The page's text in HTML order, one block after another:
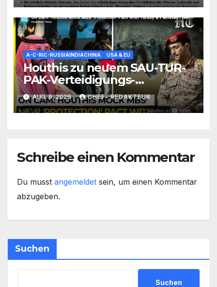
A-C-RIC-RUSSIAINDIACHINA USA & EU
Houthis zu neuem SAU-TUR-
PAK-Verteidigungs-
Abkommen: Tretet nicht
gegen Yemen an (sonst wirds
hart)
AUG. 9, 2026 CHEF- REDAKTEUR
Schreibe einen Kommentar
Du musst angemeldet sein, um einen Kommentar
abzugeben.
Suchen
Suchen